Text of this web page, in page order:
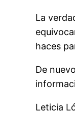
La
haces
De
Leticia